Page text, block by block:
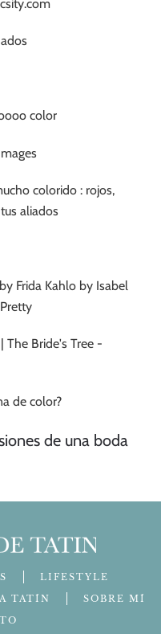
color
colorido : rojos,
aliados
de color?
de una boda
LIFESTYLE
TATÍN
SOBRE MÍ